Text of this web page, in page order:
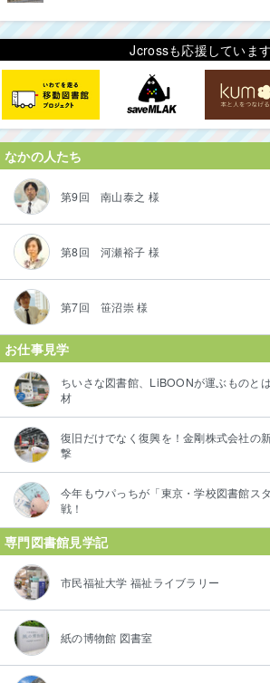
Jcrossも応援していま
なかの人たち
第9回 南山泰之 様
第8回 河瀬裕子 様
第7回 笹沼崇 様
お仕事見学
ちいさな図書館、LiBOONが運ぶものと
材
復旧だけでなく復興を！金剛株式会社の
撃
今年もウパっちが「東京・学校図書館ス
戦！
専門図書館見学記
市民福祉大学 福祉ライブラリー
紙の博物館 図書室